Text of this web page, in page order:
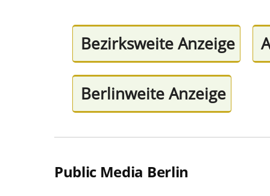
Bezirksweite Anzeige
Berlinweite Anzeige
Public Media Berlin